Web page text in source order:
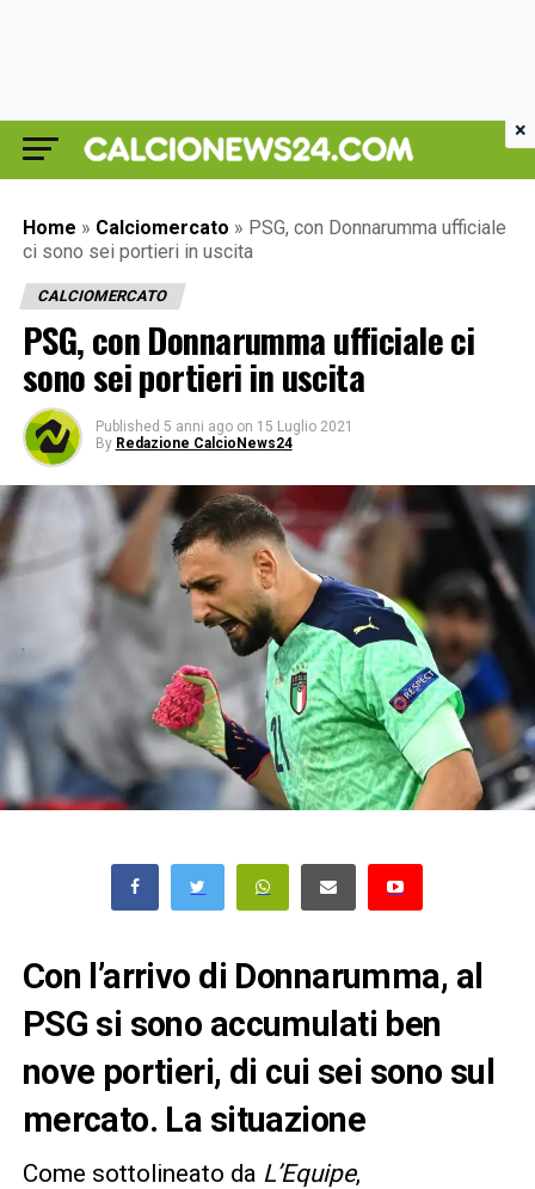
Home » Calciomercato » PSG, con Donnarumma ufficiale
ci sono sei portieri in uscita
CALCIOMERCATO
PSG, con Donnarumma ufficiale ci
sono sei portieri in uscita
Published 5 anni ago on 15 Luglio 2021
By Redazione CalcioNews24
Con l’arrivo di Donnarumma, al
PSG si sono accumulati ben
nove portieri, di cui sei sono sul
mercato. La situazione
Come sottolineato da L’Equipe,
×